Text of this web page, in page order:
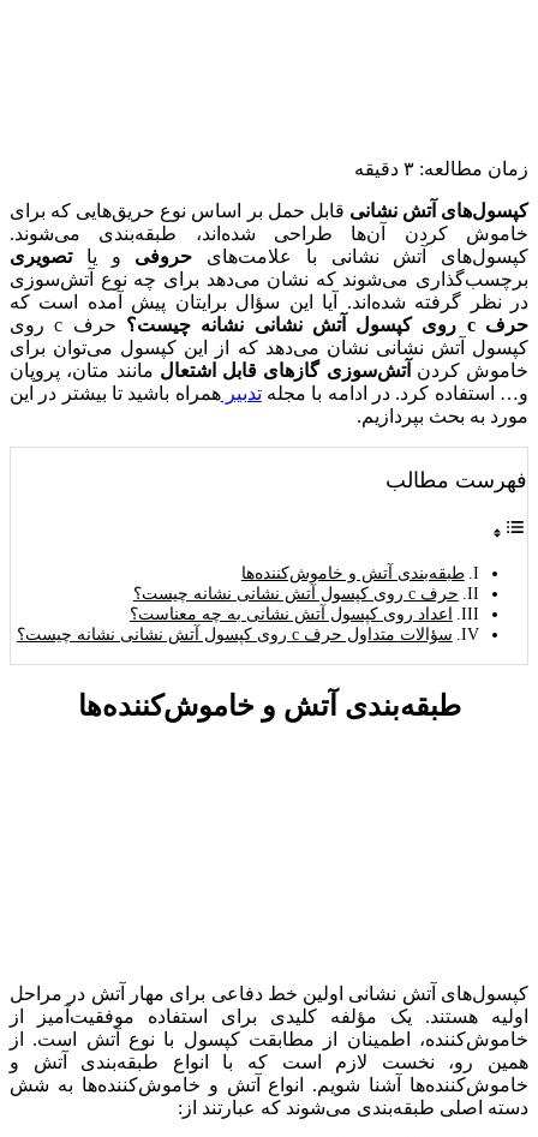
زمان مطالعه: ۳ دقیقه
کپسول‌های آتش نشانی قابل حمل بر اساس نوع حریق‌هایی که برای
خاموش کردن آن‌ها طراحی شده‌اند، طبقه‌بندی می‌شوند.
کپسول‌های آتش نشانی با علامت‌های حروفی و یاتصویری
برچسب‌گذاری می‌شوند که نشان می‌دهد برای چه نوع آتش‌سوزی
در نظر گرفته شده‌اند. آیا این سؤال برایتان پیش آمده است که
حرف c روی کپسول آتش نشانی نشانه چیست؟
حرف c روی
کپسول آتش نشانی نشان می‌دهد که از این کپسول می‌توان برای
خاموش کردن آتش‌سوزی گازهای قابل اشتعال مانند متان، پروپان
و… استفاده کرد. در ادامه با مجلهتدبیرهمراه باشید تا بیشتر در این
مورد به بحث بپردازیم.
فهرست مطالب
طبقه‌بندی آتش و خاموش‌کننده‌ها
حرف c روی کپسول آتش نشانی نشانه چیست؟
اعداد روی کپسول آتش نشانی به چه معناست؟
سؤالات متداول حرف c روی کپسول آتش نشانی نشانه چیست؟
طبقه‌بندی آتش و خاموش‌کننده‌ها
کپسول‌های آتش نشانی اولین خط دفاعی برای مهار آتش در مراحل
اولیه هستند. یک مؤلفه کلیدی برای استفاده موفقیت‌آمیز از
خاموش‌کننده، اطمینان از مطابقت کپسول با نوع آتش است. از
همین رو، نخست لازم است که با انواع طبقه‌بندی آتش و
خاموش‌کننده‌ها آشنا شویم. انواع آتش و خاموش‌کننده‌ها به شش
دسته اصلی طبقه‌بندی می‌شوند که عبارتند از: